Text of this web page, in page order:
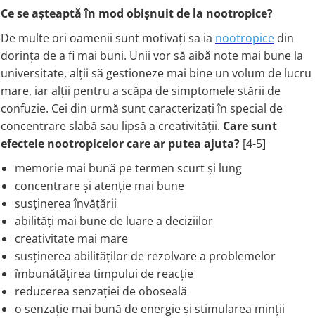
Rhodiola
Riboza
Rozmarin (Rosemary)
Rutin (Vitamina P)
Reishi Ciuperca (Ganoderma)
Resveratrol
S
Saw Palmetto (Palmier Pitic)
Serapeptaza
Shiitake Mushroom
Silimarina Milk Thistle
Strontiu
Sulforafan (broccoli)
Sunatoare (St. John's Wort)
T
Ce se așteaptă în mod obișnuit de la nootropice?
De multe ori oamenii sunt motivați sa ia nootropice din
dorința de a fi mai buni. Unii vor să aibă note mai bune la
universitate, alții să gestioneze mai bine un volum de lucru
mare, iar alții pentru a scăpa de simptomele stării de
confuzie. Cei din urmă sunt caracterizați în special de
concentrare slabă sau lipsă a creativității. Care sunt
efectele nootropicelor care ar putea ajuta? [4-5]
memorie mai bună pe termen scurt și lung
concentrare și atenție mai bune
susținerea învățării
abilități mai bune de luare a deciziilor
creativitate mai mare
susținerea abilităților de rezolvare a problemelor
îmbunătățirea timpului de reacție
reducerea senzației de oboseală
o senzație mai bună de energie și stimularea minții